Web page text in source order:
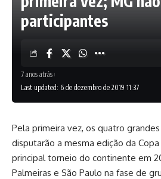
participantes
Last updated: 6 de dezembro de 2019 11:37
7 anos atrás
Pela primeira vez, os quatro
disputarão a mesma edição da
principal torneio do continente em
Palmeiras e São Paulo na fase de